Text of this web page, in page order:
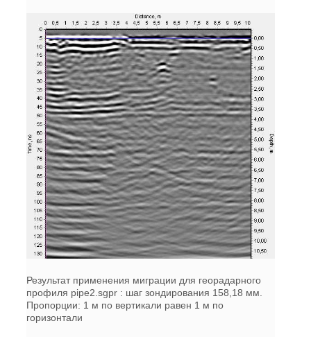
Результат применения миграции для георадарного
профиля pipe2.sgpr : шаг зондирования 158,18 мм.
Пропорции: 1 м по вертикали равен 1 м по
горизонтали